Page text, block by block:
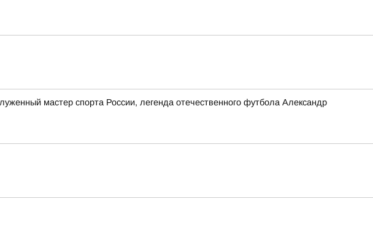
мастер спорта России, легенда отечественного футбола Александр